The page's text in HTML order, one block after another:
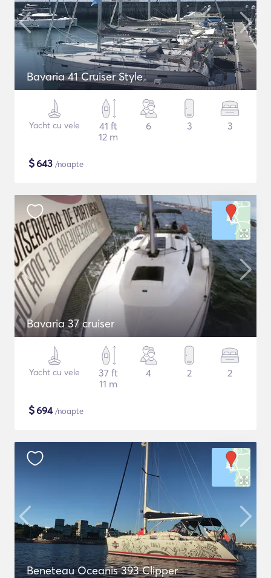
Bavaria 41 Cruiser Style
Yacht cu vele
41 ft
12 m
6 3 3
$643 /noapte
Bavaria 37 cruiser
Yacht cu vele
37 ft
11 m
4 2 2
$694/noapte
Beneteau Oceanis 393 Clipper